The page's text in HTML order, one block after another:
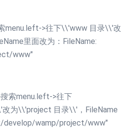
menu.left->往下\\'www 目录\\'改
里面改为：FileName:
www"
索menu.left->往下
为\\'project 目录\\'，FileName
develop/wamp/project/www"